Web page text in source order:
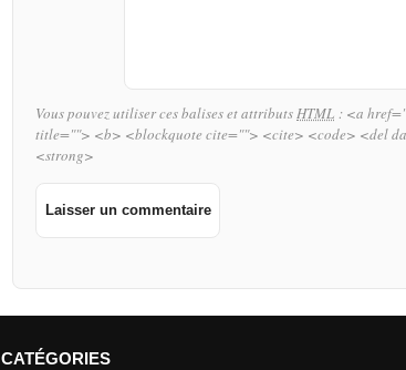
Vous pouvez utiliser ces balises et attributsHTML : <a
title=""> <b> <blockquote cite=""> <cite> <code> <del
<strong>
CATÉGORIES